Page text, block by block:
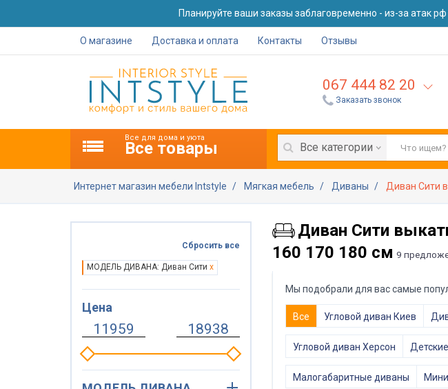
Планируйте ваши заказы заблаговременно - из-за атак
О магазине Доставка и оплата Контакты Отзывы
067 444 82 20
Заказать звонок
Все для дома и уюта
Все товары Все категории
Интернет магазин мебели Intstyle Мягкая мебель Диваны Диван Сити
Диван Сити
160 170 180 см 9
Мы подобрали для вас самые
Все Угловой диван Киев
Угловой диван Херсон
Малогабаритные диваны
Сбросить все
МОДЕЛЬ ДИВАНА: Диван Сити x
Цена